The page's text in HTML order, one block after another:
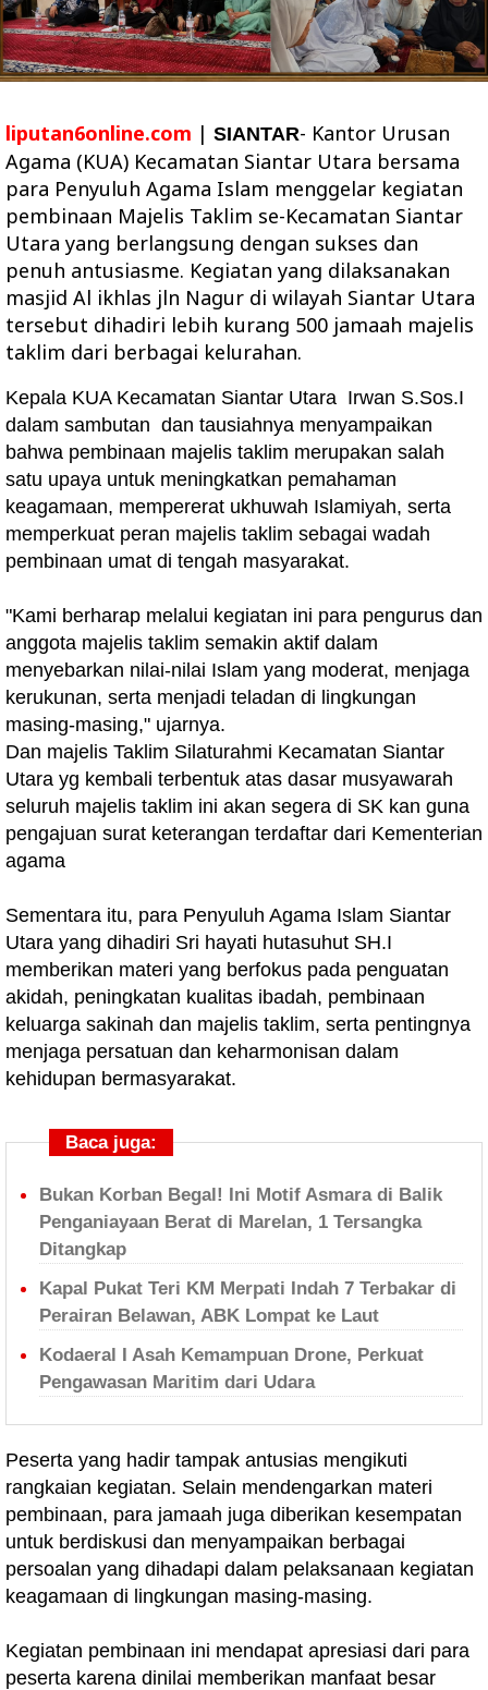
liputan6online.com | SIANTAR- Kantor Urusan
Agama (KUA) Kecamatan Siantar Utara bersama
para Penyuluh Agama Islam menggelar kegiatan
pembinaan Majelis Taklim se-Kecamatan Siantar
Utara yang berlangsung dengan sukses dan
penuh antusiasme. Kegiatan yang dilaksanakan
masjid Al ikhlas jln Nagur di wilayah Siantar Utara
tersebut dihadiri lebih kurang 500 jamaah majelis
taklim dari berbagai kelurahan.
Kepala KUA Kecamatan Siantar Utara Irwan S.Sos.I
dalam sambutan dan tausiahnya menyampaikan
bahwa pembinaan majelis taklim merupakan salah
satu upaya untuk meningkatkan pemahaman
keagamaan, mempererat ukhuwah Islamiyah, serta
memperkuat peran majelis taklim sebagai wadah
pembinaan umat di tengah masyarakat.
"Kami berharap melalui kegiatan ini para pengurus dan
anggota majelis taklim semakin aktif dalam
menyebarkan nilai-nilai Islam yang moderat, menjaga
kerukunan, serta menjadi teladan di lingkungan
masing-masing," ujarnya.
Dan majelis Taklim Silaturahmi Kecamatan Siantar
Utara yg kembali terbentuk atas dasar musyawarah
seluruh majelis taklim ini akan segera di SK kan guna
pengajuan surat keterangan terdaftar dari Kementerian
agama
Sementara itu, para Penyuluh Agama Islam Siantar
Utara yang dihadiri Sri hayati hutasuhut SH.I
memberikan materi yang berfokus pada penguatan
akidah, peningkatan kualitas ibadah, pembinaan
keluarga sakinah dan majelis taklim, serta pentingnya
menjaga persatuan dan keharmonisan dalam
kehidupan bermasyarakat.
Baca juga:
Bukan Korban Begal! Ini Motif Asmara di Balik
Penganiayaan Berat di Marelan, 1 Tersangka
Ditangkap
Kapal Pukat Teri KM Merpati Indah 7 Terbakar di
Perairan Belawan, ABK Lompat ke Laut
Kodaeral I Asah Kemampuan Drone, Perkuat
Pengawasan Maritim dari Udara
Peserta yang hadir tampak antusias mengikuti
rangkaian kegiatan. Selain mendengarkan materi
pembinaan, para jamaah juga diberikan kesempatan
untuk berdiskusi dan menyampaikan berbagai
persoalan yang dihadapi dalam pelaksanaan kegiatan
keagamaan di lingkungan masing-masing.
Kegiatan pembinaan ini mendapat apresiasi dari para
peserta karena dinilai memberikan manfaat besar